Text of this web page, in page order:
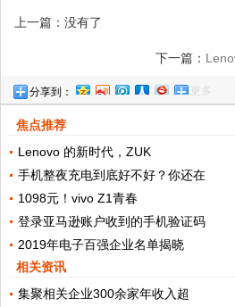
上一篇：没有了
下一篇：
分享到： 更多
焦点推荐
Lenovo 的新时代，ZUK
手机整夜充电到底好不好？你还在
1098元！vivo Z1青春
登录亚马逊账户收到的手机验证码
2019年电子百强企业名单揭晓
相关资讯
集聚相关企业300余家年收入超